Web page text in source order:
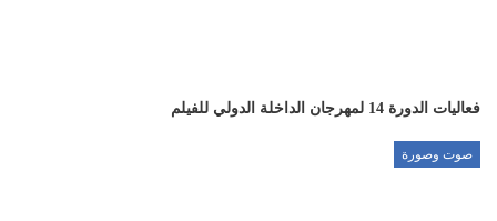
فعاليات الدورة 14 لمهرجان الداخلة الدولي للفيلم
صوت وصورة